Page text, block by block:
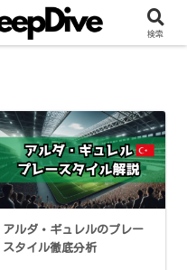
アルダ・ギュレルのプレー
スタイル徹底分析
検索